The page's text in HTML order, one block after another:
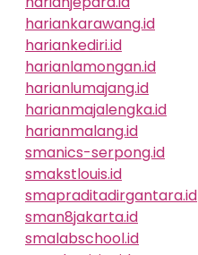
hariankarawang.id
hariankediri.id
harianlamongan.id
harianlumajang.id
harianmajalengka.id
harianmalang.id
smanics-serpong.id
smakstlouis.id
smapraditadirgantara.id
sman8jakarta.id
smalabschool.id